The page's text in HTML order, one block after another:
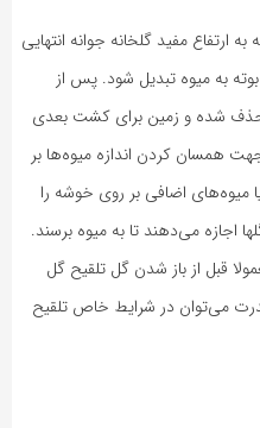
مفید گلخانه جوانه انتهایی
به میوه تبدیل شود. پس از
حذف شده و زمین برای کشت بعدی
همسان کردن اندازه میوه‌ها بر
میوه‌های اضافی بر روی خوشه را
می‌دهند تا به میوه برسند.
قبل از باز شدن گل تلقیح گل
می‌توان در شرایط خاص تلقیح